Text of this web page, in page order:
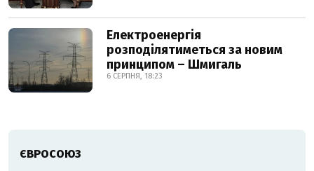
Електроенергія
розподілятиметься за новим
принципом – Шмигаль
6 СЕРПНЯ, 18:23
ЄВРОСОЮЗ